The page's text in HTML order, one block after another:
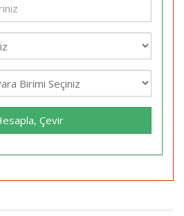
Çevir